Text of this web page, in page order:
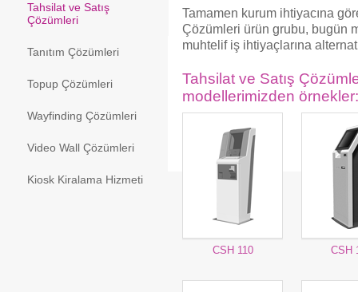
Tahsilat ve Satış
Çözümleri
Tanıtım Çözümleri
Topup Çözümleri
Wayfinding Çözümleri
Video Wall Çözümleri
Kiosk Kiralama Hizmeti
Tamamen kurum ihtiyacına
Çözümleri ürün grubu, bugün
muhtelif iş ihtiyaçlarına
Tahsilat ve Satış
modellerimizden örnekler:
CSH 110 CSH